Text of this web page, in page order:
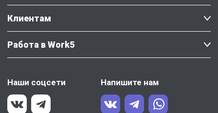
Клиентам
Работа в Work5
Наши соцсети Напишите нам